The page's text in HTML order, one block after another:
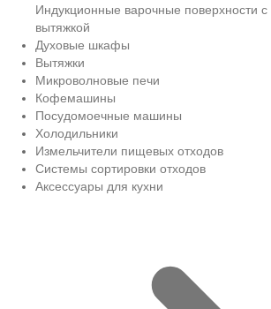
Индукционные варочные поверхности с
вытяжкой
Духовые шкафы
Вытяжки
Микроволновые печи
Кофемашины
Посудомоечные машины
Холодильники
Измельчители пищевых отходов
Системы сортировки отходов
Аксессуары для кухни